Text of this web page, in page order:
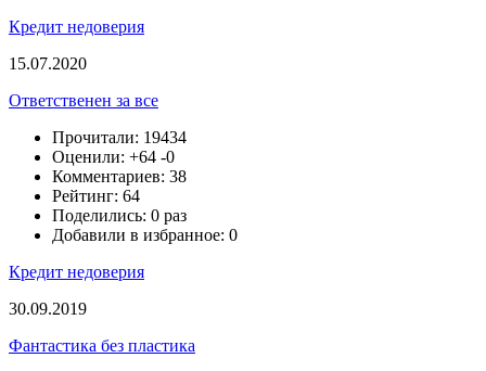
Кредит недоверия
15.07.2020
Ответственен за все
Прочитали: 19434
Оценили: +64 -0
Комментариев: 38
Рейтинг: 64
Поделились: 0 раз
Добавили в избранное: 0
Кредит недоверия
30.09.2019
Фантастика без пластика